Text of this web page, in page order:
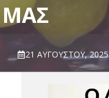
ΜΑΣ
21 ΑΥΓΟΎΣΤΟΥ, 2025